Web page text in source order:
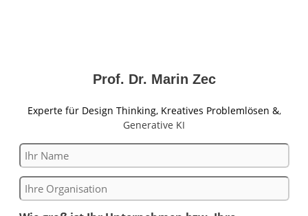
Prof. Dr. Marin Zec
Experte für Design Thinking, Kreatives Problemlösen &,
Generative KI